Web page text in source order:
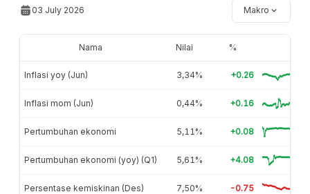
03 July 2026 Makro
Nama Nilai %
Inflasi yoy (Jun) 3,34% +0.26
Inflasi mom (Jun) 0,44% +0.16
Pertumbuhan ekonomi 5,11% +0.08
Pertumbuhan ekonomi (yoy) (Q1) 5,61% +4.08
Persentase kemiskinan (Des) 7,50% -0.75